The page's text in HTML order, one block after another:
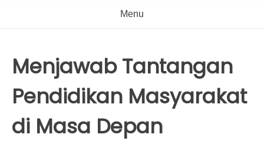
Menu
Menjawab Tantangan
Pendidikan Masyarakat
di Masa Depan